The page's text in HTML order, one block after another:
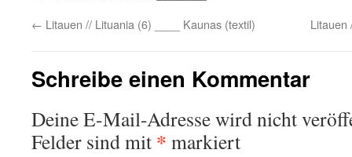
← Litauen // Lituania (6) ____ Kaunas (textil)
Schreibe einen Kommentar
Deine E-Mail-Adresse wird nicht
Felder sind mit * markiert